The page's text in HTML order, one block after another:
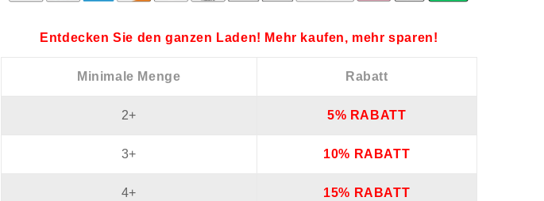
Entdecken Sie den ganzen Laden! Mehr kaufen, mehr sparen!
Minimale Menge Rabatt
2+ 5% RABATT
3+ 10% RABATT
4+ 15% RABATT